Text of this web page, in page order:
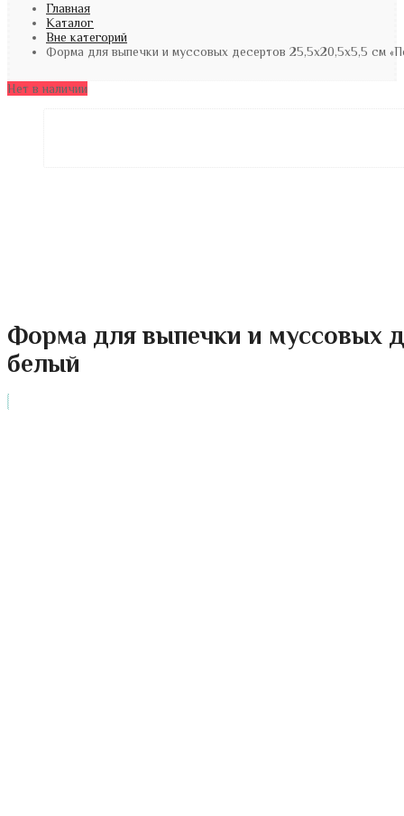
Главная
Каталог
Вне категорий
Форма для выпечки и муссовых десертов 25,5х20,5х5,5 см
Нет в наличии
Форма для выпечки и муссовых
белый